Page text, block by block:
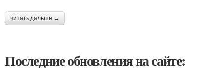
читать дальше →
Последние обновления на сайте: